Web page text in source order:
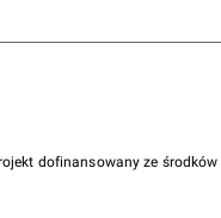
dofinansowany ze